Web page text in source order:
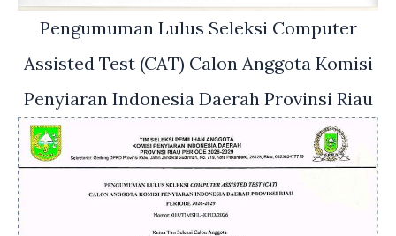
Pengumuman Lulus Seleksi Computer
Assisted Test (CAT) Calon Anggota Komisi
Penyiaran Indonesia Daerah Provinsi Riau